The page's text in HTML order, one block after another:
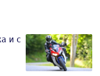
и с